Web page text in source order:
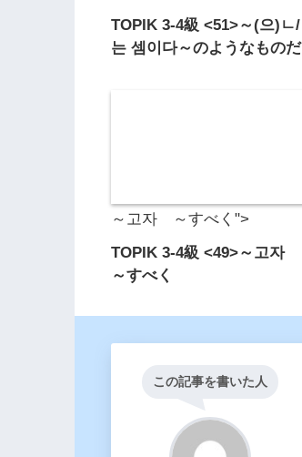
TOPIK 3-4級 <51>～(으)ㄴ/
는 셈이다～のようなものだ
～고자 ～すべく">
TOPIK 3-4級 <49>～고자
～すべく
この記事を書いた人